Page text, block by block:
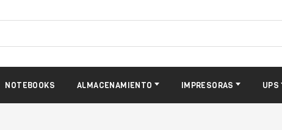
NOTEBOOKS ALMACENAMIENTO IMPRESORAS UPS